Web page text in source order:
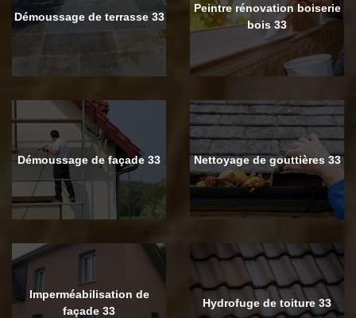
Démoussage de terrasse 33
Peintre rénovation boiserie
bois 33
Démoussage de façade 33 Nettoyage de gouttières 33
Imperméabilisation de
façade 33
Hydrofuge de toiture 33